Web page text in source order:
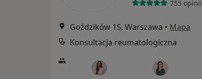
755 opinii
Goździków 15, Warszawa • Mapa
Konsultacja reumatologiczna